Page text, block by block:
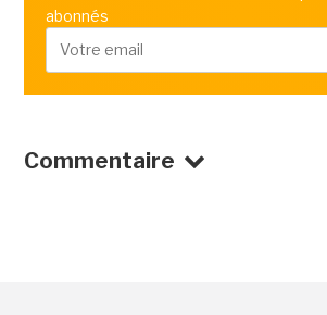
abonnés
Commentaire